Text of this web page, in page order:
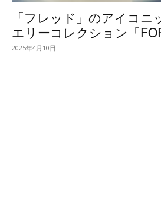
「フレッド」のアイコニ
エリーコレクション「
2025年4月10日